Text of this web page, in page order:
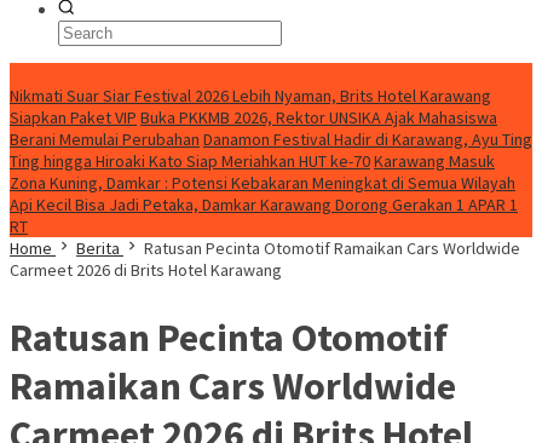
Nikmati Suar Siar Festival 2026 Lebih Nyaman, Brits Hotel Karawang
Siapkan Paket VIP Buka PKKMB 2026, Rektor UNSIKA Ajak Mahasiswa
Berani Memulai Perubahan Danamon Festival Hadir di Karawang, Ayu Ting
Ting hingga Hiroaki Kato Siap Meriahkan HUT ke-70Karawang Masuk
Zona Kuning, Damkar : Potensi Kebakaran Meningkat di Semua Wilayah
Api Kecil Bisa Jadi Petaka, Damkar Karawang Dorong Gerakan 1 APAR 1
RT
Home
Berita
Ratusan Pecinta Otomotif Ramaikan Cars Worldwide
Carmeet 2026 di Brits Hotel Karawang
Ratusan Pecinta Otomotif
Ramaikan Cars Worldwide